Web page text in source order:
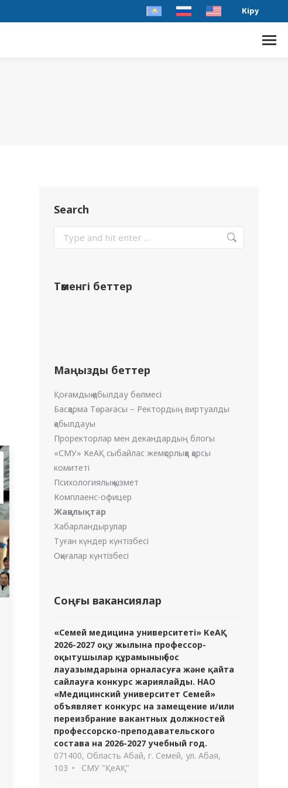
Кіру
Search
Төменгі беттер
Маңызды беттер
Қоғамдық қабылдау бөлмесі
Басқарма Төрағасы – Ректордың виртуалды
қабылдауы
Проректорлар мен декандардың блогы
«СМУ» КеАҚ сыбайлас жемқорлыққа қарсы
комитеті
Психологиялық қызмет
Комплаенс-офицер
Жаңалықтар
Хабарландырулар
Туған күндер күнтізбесі
Оқиғалар күнтізбесі
Соңғы вакансиялар
«Семей медицина университеті» КеАҚ
2026-2027 оқу жылына профессор-
оқытушылар құрамының бос
лауазымдарына орналасуға және қайта
сайлауға конкурс жариялайды. НАО
«Медицинский университет Семей»
объявляет конкурс на замещение и/или
переизбрание вакантных должностей
профессорско-преподавательского
состава на 2026-2027 учебный год.
071400, Область Абай, г. Семей, ул. Абая,
103
СМУ "ҚеАҚ"